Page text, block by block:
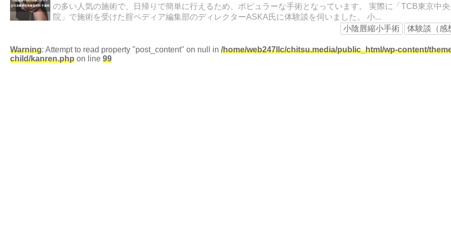
の多い人気の施術で、日帰りで簡単に行えるため、ポピュラーな手術となっています。 実際に「TCB東京中
院」で施術を受けた腟ペディア編集部のディレクターASKA氏に体験談を伺いました。 小...
小陰唇縮小手術
体験談（感
Warning: Attempt to read property "post_content" on null in /home/web247llc/chitsu.media/public_html/wp-content/
child/kanren.php on line 99